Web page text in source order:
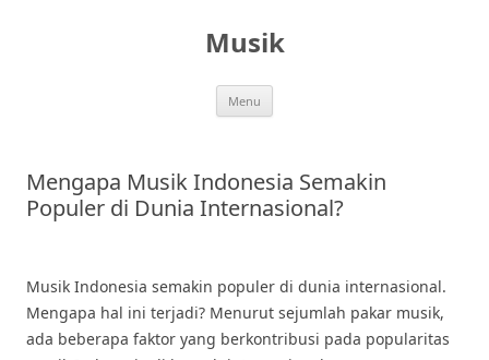
Musik
Menu
Mengapa Musik Indonesia Semakin
Populer di Dunia Internasional?
Musik Indonesia semakin populer di dunia internasional.
Mengapa hal ini terjadi? Menurut sejumlah pakar musik,
ada beberapa faktor yang berkontribusi pada popularitas